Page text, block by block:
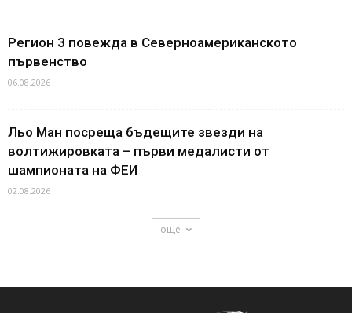
Регион 3 повежда в Северноамериканското
първенство
06.08.2026
Льо Ман посреща бъдещите звезди на
волтижировката – първи медалисти от
шампионата на ФЕИ
02.08.2026
още